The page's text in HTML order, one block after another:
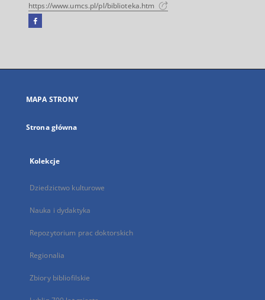
https://www.umcs.pl/pl/biblioteka.htm
Facebook
się
karcie
MAPA STRONY
Strona główna
Kolekcje
Dziedzictwo kulturowe
Nauka i dydaktyka
Repozytorium prac doktorskich
Regionalia
Zbiory bibliofilskie